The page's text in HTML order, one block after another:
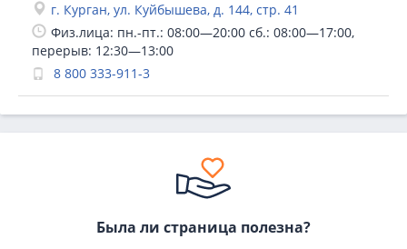
г. Курган, ул. Куйбышева, д. 144, стр. 41
Физ.лица: пн.-пт.: 08:00—20:00 сб.: 08:00—17:00,
перерыв: 12:30—13:00
8 800 333-911-3
Была ли страница полезна?